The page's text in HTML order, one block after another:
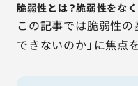
脆弱性とは？脆弱性をな
この記事では脆弱性の
できないのか」に焦点